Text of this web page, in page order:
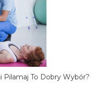
Pilamaj To Dobry Wybór?